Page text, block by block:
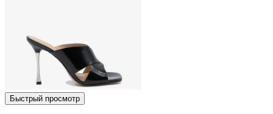
Быстрый просмотр